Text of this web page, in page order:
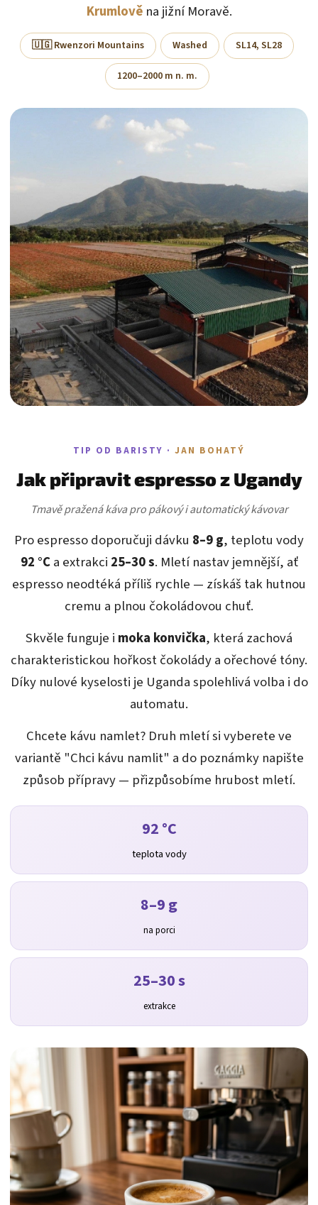
Krumlověna jižní Moravě.
🇺🇬 Rwenzori Mountains Washed SL14, SL28
1200–2000 m n. m.
TIP OD BARISTY ·JAN BOHATÝ
Jak připravit espresso z Ugandy
Tmavě pražená káva pro pákový i automatický kávovar
Pro espresso doporučuji dávku 8–9 g, teplotu vody
92 °Ca extrakci 25–30 s. Mletí nastav jemnější, ať
espresso neodtéká příliš rychle — získáš tak hutnou
cremu a plnou čokoládovou chuť.
Skvěle funguje i moka konvička, která zachová
charakteristickou hořkost čokolády a ořechové tóny.
Díky nulové kyselosti je Uganda spolehlivá volba i do
automatu.
Chcete kávu namlet? Druh mletí si vyberete ve
variantě "Chci kávu namlit" a do poznámky napište
způsob přípravy — přizpůsobíme hrubost mletí.
92 °C
teplota vody
8–9 g
na porci
25–30 s
extrakce